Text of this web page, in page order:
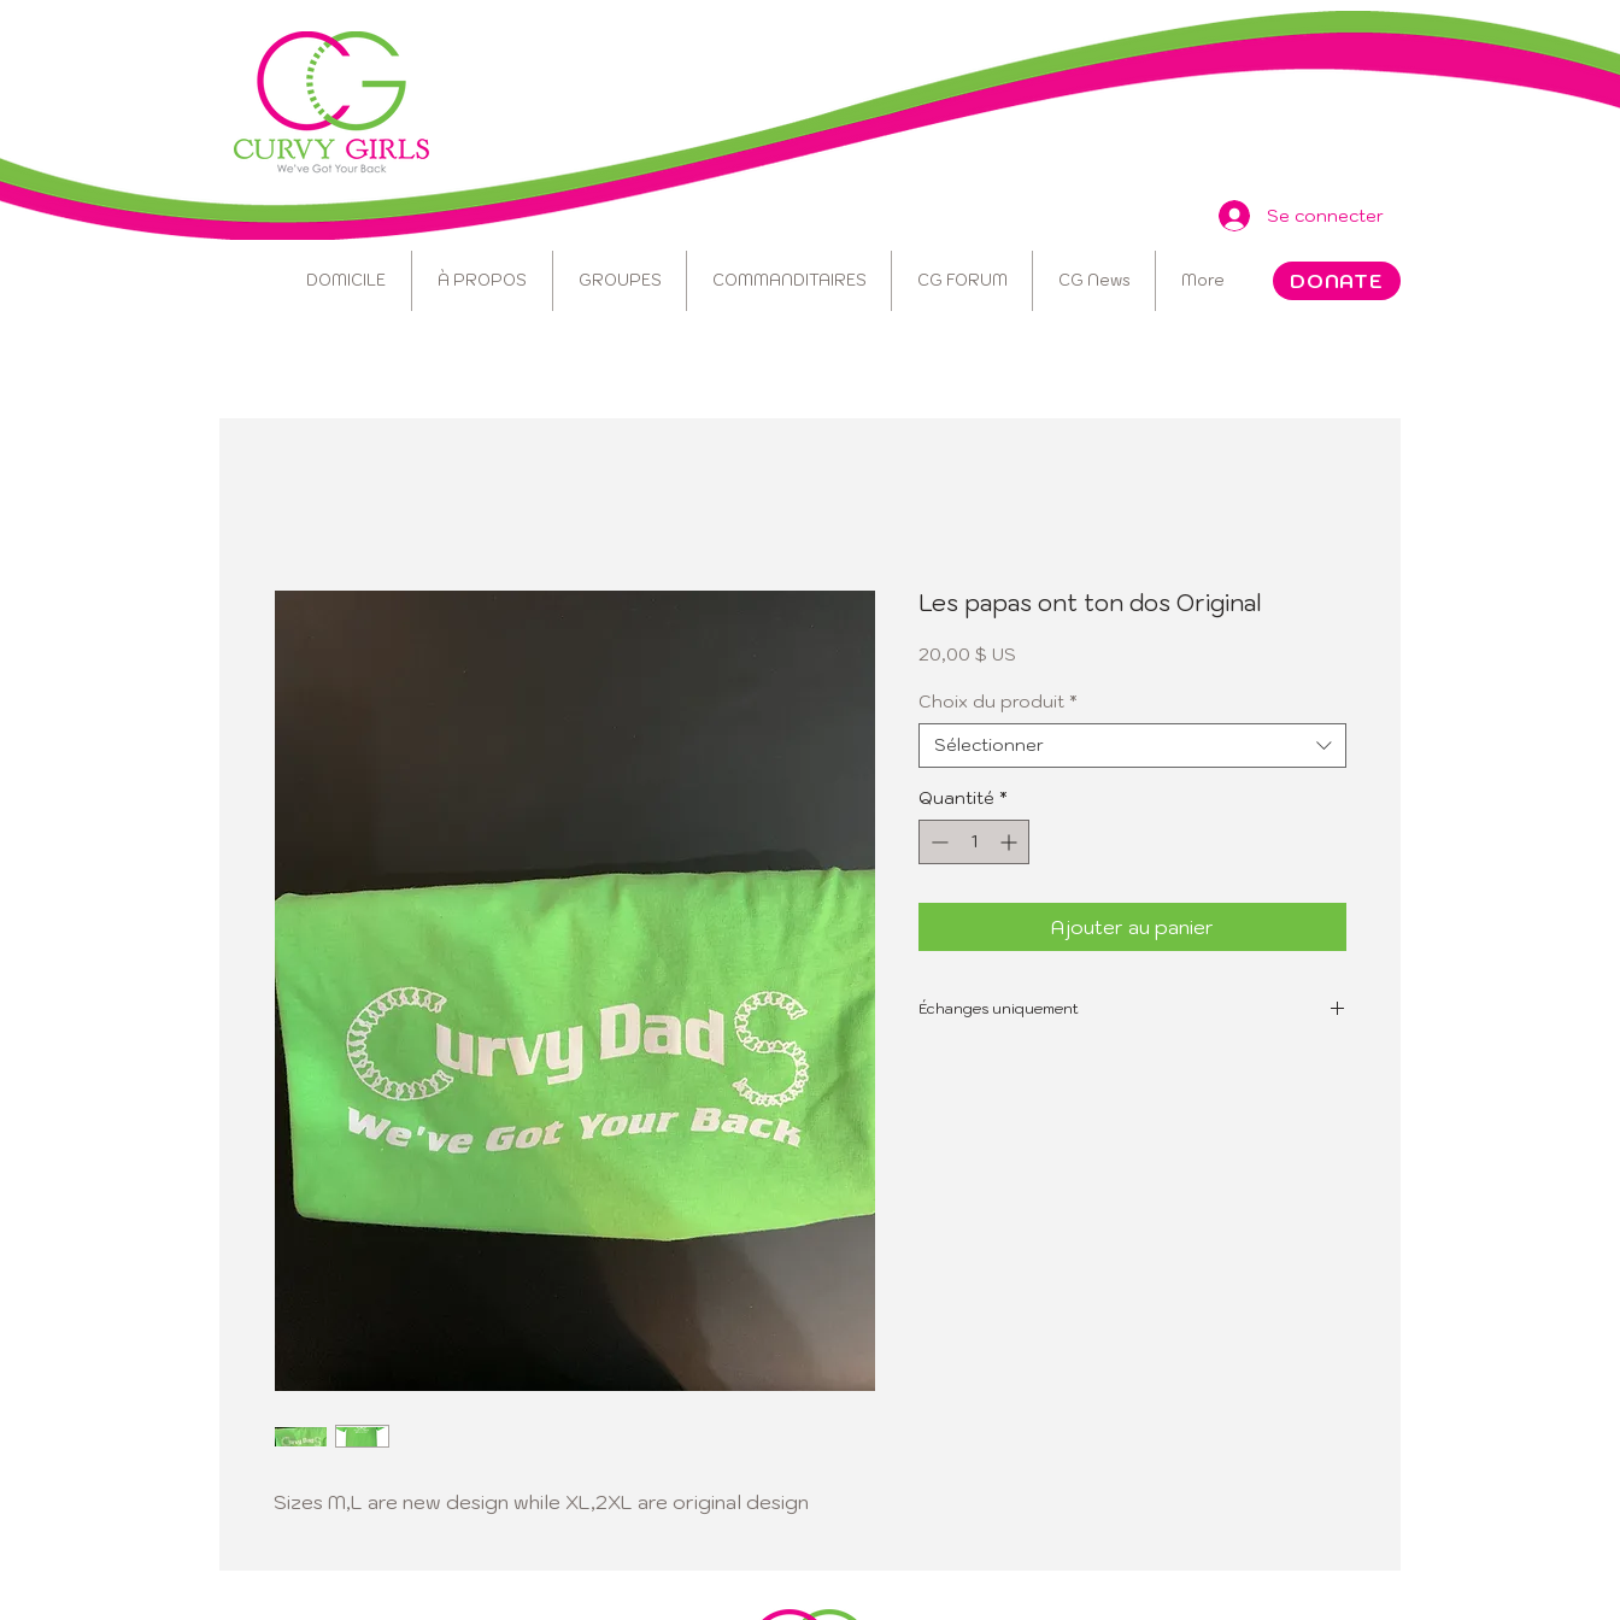
Se connecter
DOMICILE À PROPOS GROUPES COMMANDITAIRES CG FORUM CG News More DONATE
Sizes M,L are new design while XL,2XL are original design
Les papas ont ton dos Original
20,00 $ US
Choix du produit *
Sélectionner
Quantité *
Ajouter au panier
Échanges uniquement